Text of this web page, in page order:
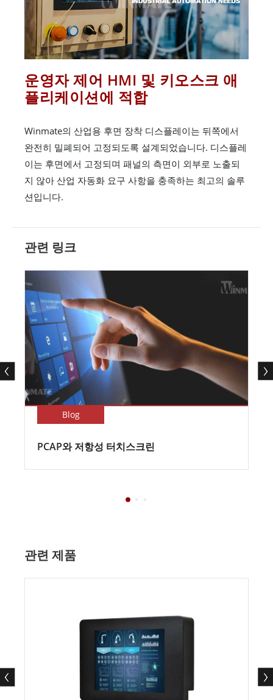
운영자 제어 HMI 및 키오스크 애
플리케이션에 적합
Winmate의 산업용 후면 장착 디스플레이는 뒤쪽에서
완전히 밀폐되어 고정되도록 설계되었습니다. 디스플레
이는 후면에서 고정되며 패널의 측면이 외부로 노출되
지 않아 산업 자동화 요구 사항을 충족하는 최고의 솔루
션입니다.
관련 링크
Blog
PCAP와 저항성 터치스크린
관련 제품